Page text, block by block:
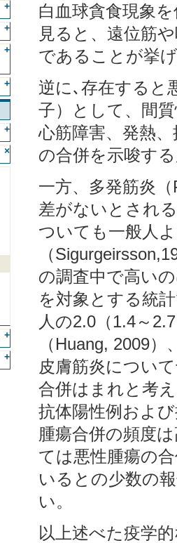
白血球貪食現象
見ると、遠位筋
であることが挙
逆に､存在すると
子）として、間
心筋障害、発熱
の合併を示唆す
一方、多発筋炎
差がないとされ
ついても一般人
（
の調査中で高い
を対象とする統
人の2.0（1.4～
（Huang, 2009
皮膚筋炎につい
合併はまれと考
抗体陽性例およ
腫瘍合併の頻度
ては悪性腫瘍の
いるとの少数の
い。
以上述べた疫学